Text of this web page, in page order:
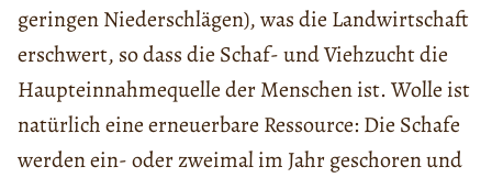
geringen Niederschlägen), was die Landwirtschaft
erschwert, so dass die Schaf- und Viehzucht die
Haupteinnahmequelle der Menschen ist. Wolle ist
natürlich eine erneuerbare Ressource: Die Schafe
werden ein- oder zweimal im Jahr geschoren und